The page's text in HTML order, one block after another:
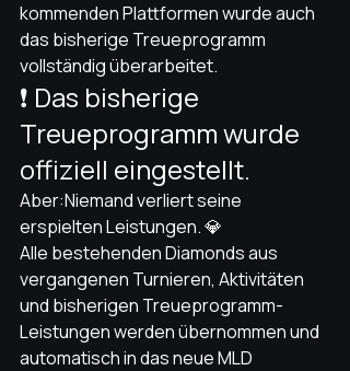
kommenden Plattformen wurde auch
das bisherige Treueprogramm
vollständig überarbeitet.
❗ Das bisherige
Treueprogramm wurde
offiziell eingestellt.
Aber:Niemand verliert seine
erspielten Leistungen. 💎
Alle bestehenden Diamonds aus
vergangenen Turnieren, Aktivitäten
und bisherigen Treueprogramm-
Leistungen werden übernommen und
automatisch in das neue MLD